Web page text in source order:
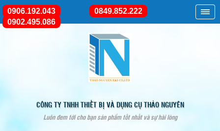
CÔNG TY TNHH THIẾT BỊ VÀ DỤNG CỤ THẢO NGUYÊN
Luôn đem tới cho bạn sản phẩm tốt nhất và sự hài lòng
0906.192.043
0849.852.222
0902.495.086